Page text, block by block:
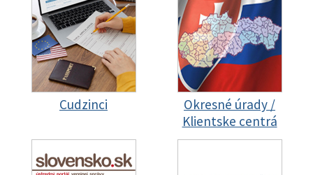
Cudzinci
Okresné úrady /
Klientske centrá